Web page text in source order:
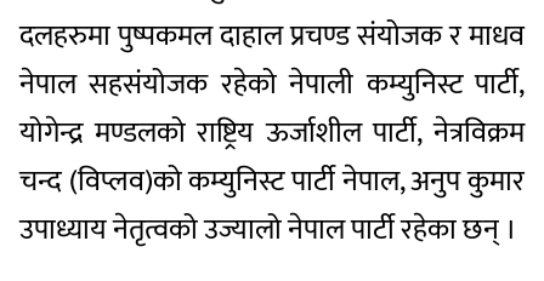
दलहरुमा पुष्पकमल दाहाल प्रचण्ड संयोजक र माधव
नेपाल सहसंयोजक रहेको नेपाली कम्युनिस्ट पार्टी,
योगेन्द्र मण्डलको राष्ट्रिय ऊर्जाशील पार्टी, नेत्रविक्रम
चन्द (विप्लव)को कम्युनिस्ट पार्टी नेपाल, अनुप कुमार
उपाध्याय नेतृत्वको उज्यालो नेपाल पार्टी रहेका छन् ।